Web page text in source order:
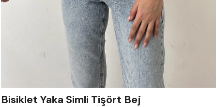
Bisiklet Yaka Simli Tişört Bej